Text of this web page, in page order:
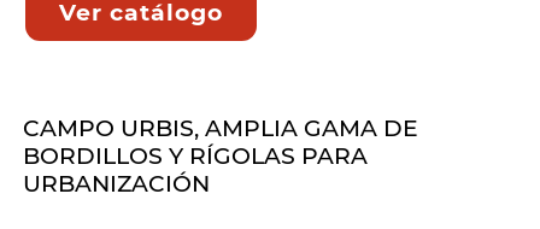
Ver catálogo
CAMPO URBIS, AMPLIA GAMA DE
BORDILLOS Y RÍGOLAS PARA
URBANIZACIÓN